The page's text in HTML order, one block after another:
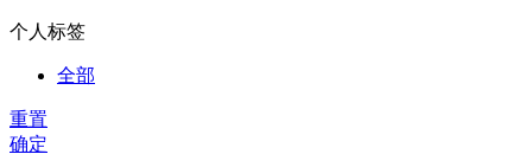
个人标签
全部
重置
确定